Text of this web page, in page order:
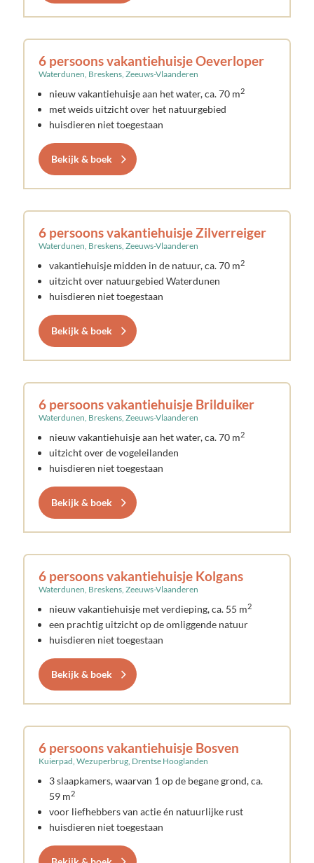
6 persoons vakantiehuisje Oeverloper
Waterdunen, Breskens, Zeeuws-Vlaanderen
nieuw vakantiehuisje aan het water, ca. 70 m2
met weids uitzicht over het natuurgebied
huisdieren niet toegestaan
Bekijk & boek
6 persoons vakantiehuisje Zilverreiger
Waterdunen, Breskens, Zeeuws-Vlaanderen
vakantiehuisje midden in de natuur, ca. 70 m2
uitzicht over natuurgebied Waterdunen
huisdieren niet toegestaan
Bekijk & boek
6 persoons vakantiehuisje Brilduiker
Waterdunen, Breskens, Zeeuws-Vlaanderen
nieuw vakantiehuisje aan het water, ca. 70 m2
uitzicht over de vogeleilanden
huisdieren niet toegestaan
Bekijk & boek
6 persoons vakantiehuisje Kolgans
Waterdunen, Breskens, Zeeuws-Vlaanderen
nieuw vakantiehuisje met verdieping, ca. 55 m2
een prachtig uitzicht op de omliggende natuur
huisdieren niet toegestaan
Bekijk & boek
6 persoons vakantiehuisje Bosven
Kuierpad, Wezuperbrug, Drentse Hooglanden
3 slaapkamers, waarvan 1 op de begane grond, ca.
59 m2
voor liefhebbers van actie én natuurlijke rust
huisdieren niet toegestaan